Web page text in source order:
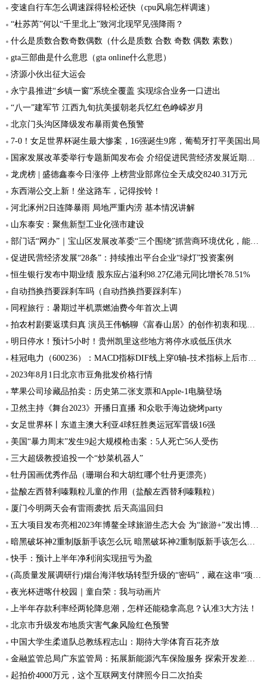
变速自行车怎么调速踩得轻松还快（cpu风扇怎样调速）
“杜苏芮”何以“千里北上”致河北现罕见强降雨？
什么是质数合数奇数偶数（什么是质数 合数 奇数 偶数 素数）
gta三部曲是什么意思（gta online什么意思）
济源小伙出征大运会
永宁县推进“乡镇一窗”系统全覆盖 实现综合业务一口进出
“八一”建军节 江西九旬抗美援朝老兵忆红色峥嵘岁月
北京门头沟区降级发布暴雨黄色预警
7-0！女足世界杯诞生最大惨案，16强诞生9席，葡萄牙打平美国出局
国家发展改革委举行专题新闻发布会 介绍促进民营经济发展近期若干举措相关情况
龙虎榜 | 盛德鑫泰今日涨停 上榜营业部席位全天成交8240.31万元
东西湖公交上新！坐这路车，记得按铃！
河北涿州2日连降暴雨 局地严重内涝 基本情况讲解
山东泰安：聚焦新型工业化强市建设
部门话“网办”｜宝山区发展改革委“三个围绕”抓营商环境优化，能网则网，应办尽办
促进民营经济发展“28条”：持续推出平台企业“绿灯”投资案例
恒生银行发布中期业绩 股东应占溢利98.27亿港元同比增长78.51%
自动挡换挡要踩刹车吗（自动挡换挡要踩刹车）
同程旅行：暑期过半机票燃油费今年首次上调
拍农村剧要返璞归真 演员王伟畅聊《富春山居》的创作初衷和现实意义
明日停水！预计5小时！贵州凯里这些地方将停水或低压供水
桂冠电力（600236）：MACD指标DIF线上穿0轴-技术指标上后市看多（08-01）
2023年8月1日北京市豆角批发价格行情
苹果公司珍藏品拍卖：历史第二张支票和Apple-1电脑登场
卫然主持《舞台2023》开播日直播 和众歌手海边烧烤party
女足世界杯丨东道主澳大利亚4球狂胜奥运冠军晋级16强
美国“暴力周末”发生9起大规模枪击案：5人死亡56人受伤
三大超级教授追投一个“炒菜机器人”
牡丹国画优秀作品（珊瑚台和大胡红哪个牡丹更漂亮）
盐酸左西替利嗪颗粒儿童的作用（盐酸左西替利嗪颗粒）
厦门今明两天会有雷雨袭扰 后天高温回归
五大项目发布亮相2023年博鳌全球旅游生态大会 为“旅游+”发出博鳌声音
暗黑破坏神2重制版新手该怎么玩 暗黑破坏神2重制版新手该怎么玩啊
快手：预计上半年净利润实现扭亏为盈
(高质量发展调研行)烟台海洋牧场转型升级的“密码”，藏在这串“项链”里
夜光杯进喀什校园｜童自荣：我与动画片
上半年存款利率经两轮降息潮，怎样还能稳拿高息？认准3大方法！
北京市升级发布地质灾害气象风险红色预警
中国大学生柔道队总教练程志山：期待大学体育百花齐放
金融监管总局广东监管局：拓展新能源汽车保险服务 探索开发差异化产品
起拍价4000万元，这个互联网支付牌照今日二次拍卖